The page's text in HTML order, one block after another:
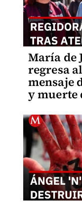
María de
regresa
mensaje
y muerte